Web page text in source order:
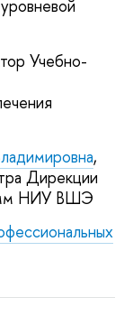
Учебно-
,
Дирекции
НИУ ВШЭ